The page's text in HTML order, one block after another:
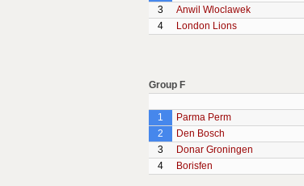
3
Anwil Wloclawek
4
London Lions
Group F
1
Parma Perm
2
Den Bosch
3
Donar Groningen
4
Borisfen